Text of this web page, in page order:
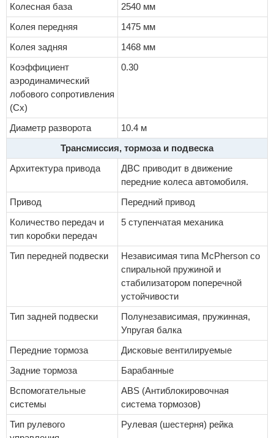
Колесная база
2540 мм
Колея передняя
1475 мм
Колея задняя
1468 мм
Коэффициент
аэродинамический
лобового сопротивления
(Cx)
0.30
Диаметр разворота
10.4 м
Трансмиссия, тормоза и подвеска
Архитектура привода
ДВС приводит в движение
передние колеса автомобиля.
Привод
Передний привод
Количество передач и
тип коробки передач
5 ступенчатая механика
Тип передней подвески
Независимая типа McPherson со
спиральной пружиной и
стабилизатором поперечной
устойчивости
Тип задней подвески
Полунезависимая, пружинная,
Упругая балка
Передние тормоза
Дисковые вентилируемые
Задние тормоза
Барабанные
Вспомогательные
системы
ABS (Антиблокировочная
система тормозов)
Тип рулевого
Рулевая (шестерня) рейка